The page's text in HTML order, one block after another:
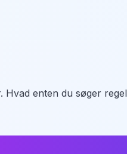
enten du søger